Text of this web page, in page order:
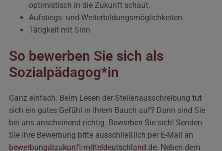
optimistisch in die Zukunft schaut.
Aufstiegs- und Weiterbildungsmöglichkeiten
Tätigkeit mit Sinn
So bewerben Sie sich als
Sozialpädagog*in
Ganz einfach: Beim Lesen der Stellenausschreibung tut
sich ein gutes Gefühl in Ihrem Bauch auf? Dann sind Sie
bei uns anscheinend richtig. Bewerben Sie sich! Senden
Sie Ihre Bewerbung bitte ausschließlich per E-Mail an
bewerbung@zukunft-mitteldeutschland.de. Neben dem